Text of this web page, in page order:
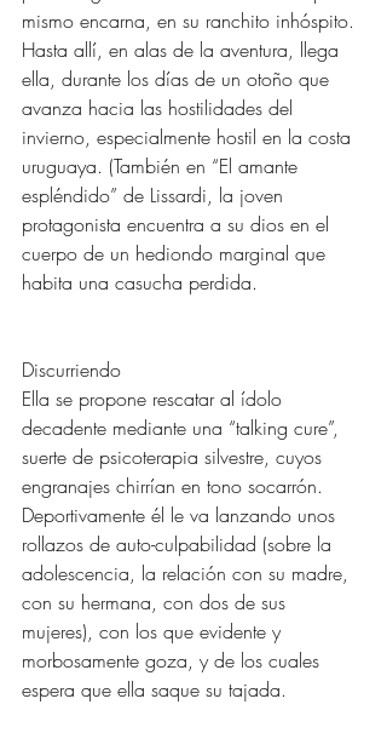
mismo encarna, en su ranchito inhóspito.
Hasta allí, en alas de la aventura, llega
ella, durante los días de un otoño que
avanza hacia las hostilidades del
invierno, especialmente hostil en la costa
uruguaya. (También en “El amante
espléndido” de Lissardi, la joven
protagonista encuentra a su dios en el
cuerpo de un hediondo marginal que
habita una casucha perdida.
Discurriendo
Ella se propone rescatar al ídolo
decadente mediante una “talking cure”,
suerte de psicoterapia silvestre, cuyos
engranajes chirrían en tono socarrón.
Deportivamente él le va lanzando unos
rollazos de auto-culpabilidad (sobre la
adolescencia, la relación con su madre,
con su hermana, con dos de sus
mujeres), con los que evidente y
morbosamente goza, y de los cuales
espera que ella saque su tajada.